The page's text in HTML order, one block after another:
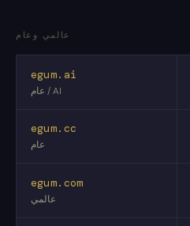
عالمي وعام
egum.ai
عام / AI
egum.cc
عام
egum.com
عالمي